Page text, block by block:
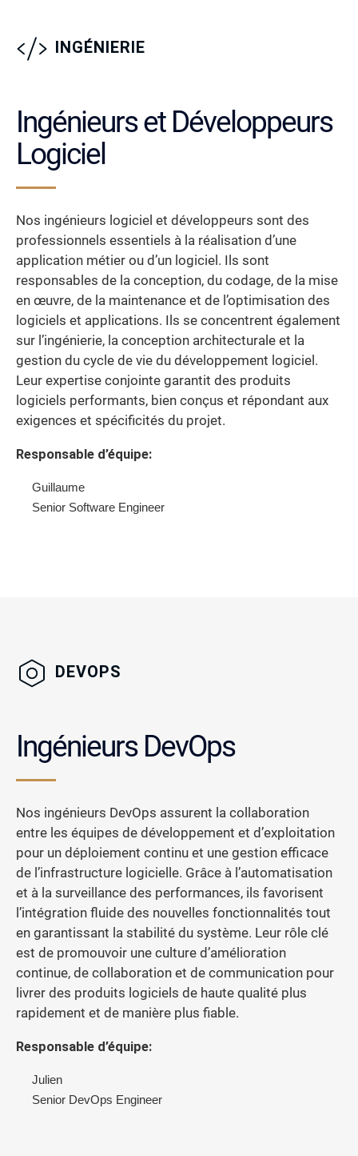
INGÉNIERIE
Ingénieurs et Développeurs
Logiciel
Nos ingénieurs logiciel et développeurs sont des
professionnels essentiels à la réalisation d’une
application métier ou d’un logiciel. Ils sont
responsables de la conception, du codage, de la mise
en œuvre, de la maintenance et de l’optimisation des
logiciels et applications. Ils se concentrent également
sur l’ingénierie, la conception architecturale et la
gestion du cycle de vie du développement logiciel.
Leur expertise conjointe garantit des produits
logiciels performants, bien conçus et répondant aux
exigences et spécificités du projet.
Responsable d’équipe:
Guillaume
Senior Software Engineer
DEVOPS
Ingénieurs DevOps
Nos ingénieurs DevOps assurent la collaboration
entre les équipes de développement et d’exploitation
pour un déploiement continu et une gestion efficace
de l’infrastructure logicielle. Grâce à l’automatisation
et à la surveillance des performances, ils favorisent
l’intégration fluide des nouvelles fonctionnalités tout
en garantissant la stabilité du système. Leur rôle clé
est de promouvoir une culture d’amélioration
continue, de collaboration et de communication pour
livrer des produits logiciels de haute qualité plus
rapidement et de manière plus fiable.
Responsable d’équipe:
Julien
Senior DevOps Engineer